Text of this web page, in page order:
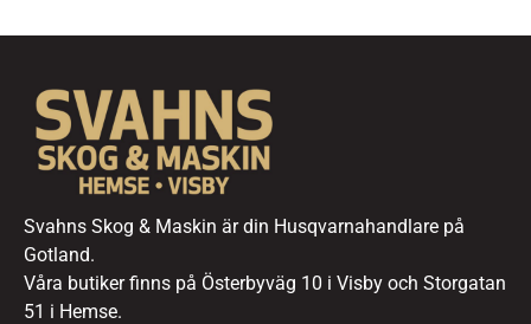
Svahns Skog & Maskin är din Husqvarnahandlare på
Gotland.
Våra butiker finns på Österbyväg 10 i Visby och Storgatan
51 i Hemse.